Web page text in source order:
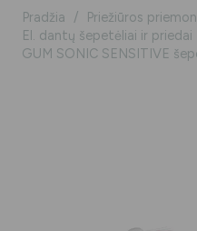
Pradžia / Priežiūros
El. dantų šepetėliai ir priedai
GUM SONIC SENSITIVE